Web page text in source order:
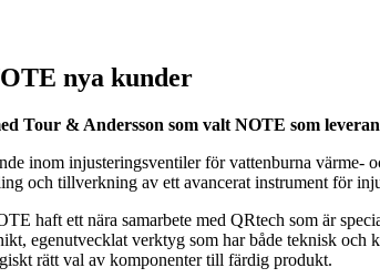
nya kunder
Tour & Andersson som valt NOTE som
inom injusteringsventiler för vattenburna värme-
och tillverkning av ett avancerat instrument för
haft ett nära samarbete med QRtech som är
egenutvecklat verktyg som har både teknisk
rätt val av komponenter till färdig produkt.